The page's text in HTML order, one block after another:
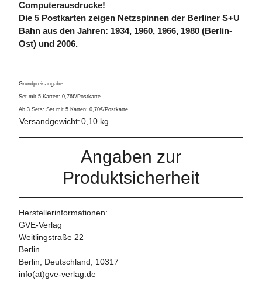
Computerausdrucke!
Die 5 Postkarten zeigen Netzspinnen der Berliner S+U
Bahn aus den Jahren: 1934, 1960, 1966, 1980 (Berlin-
Ost) und 2006.
Grundpreisangabe:
Set mit 5 Karten: 0,76€/Postkarte
Ab 3 Sets: Set mit 5 Karten: 0,70€/Postkarte
Versandgewicht:0,10 kg
Angaben zur
Produktsicherheit
Herstellerinformationen:
GVE-Verlag
Weitlingstraße 22
Berlin
Berlin, Deutschland, 10317
info(at)gve-verlag.de